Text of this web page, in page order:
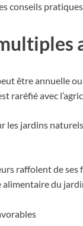
conseils
être annuelle
raréfié avec
jardins
raffolent de ses
alimentaire du